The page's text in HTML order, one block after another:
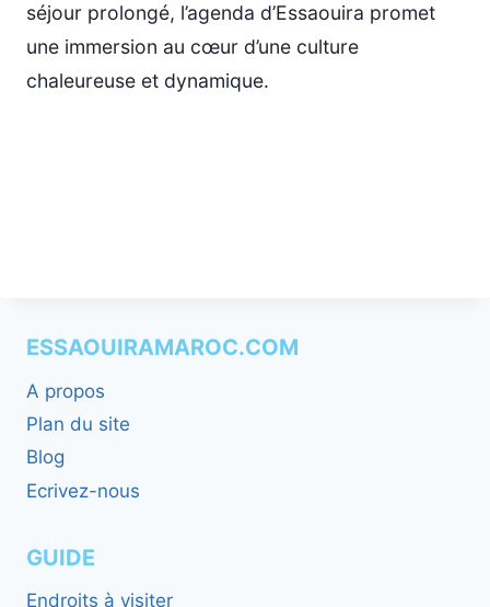
séjour prolongé, l’agenda d’Essaouira promet
une immersion au cœur d’une culture
chaleureuse et dynamique.
ESSAOUIRAMAROC.COM
A propos
Plan du site
Blog
Ecrivez-nous
GUIDE
Endroits à visiter